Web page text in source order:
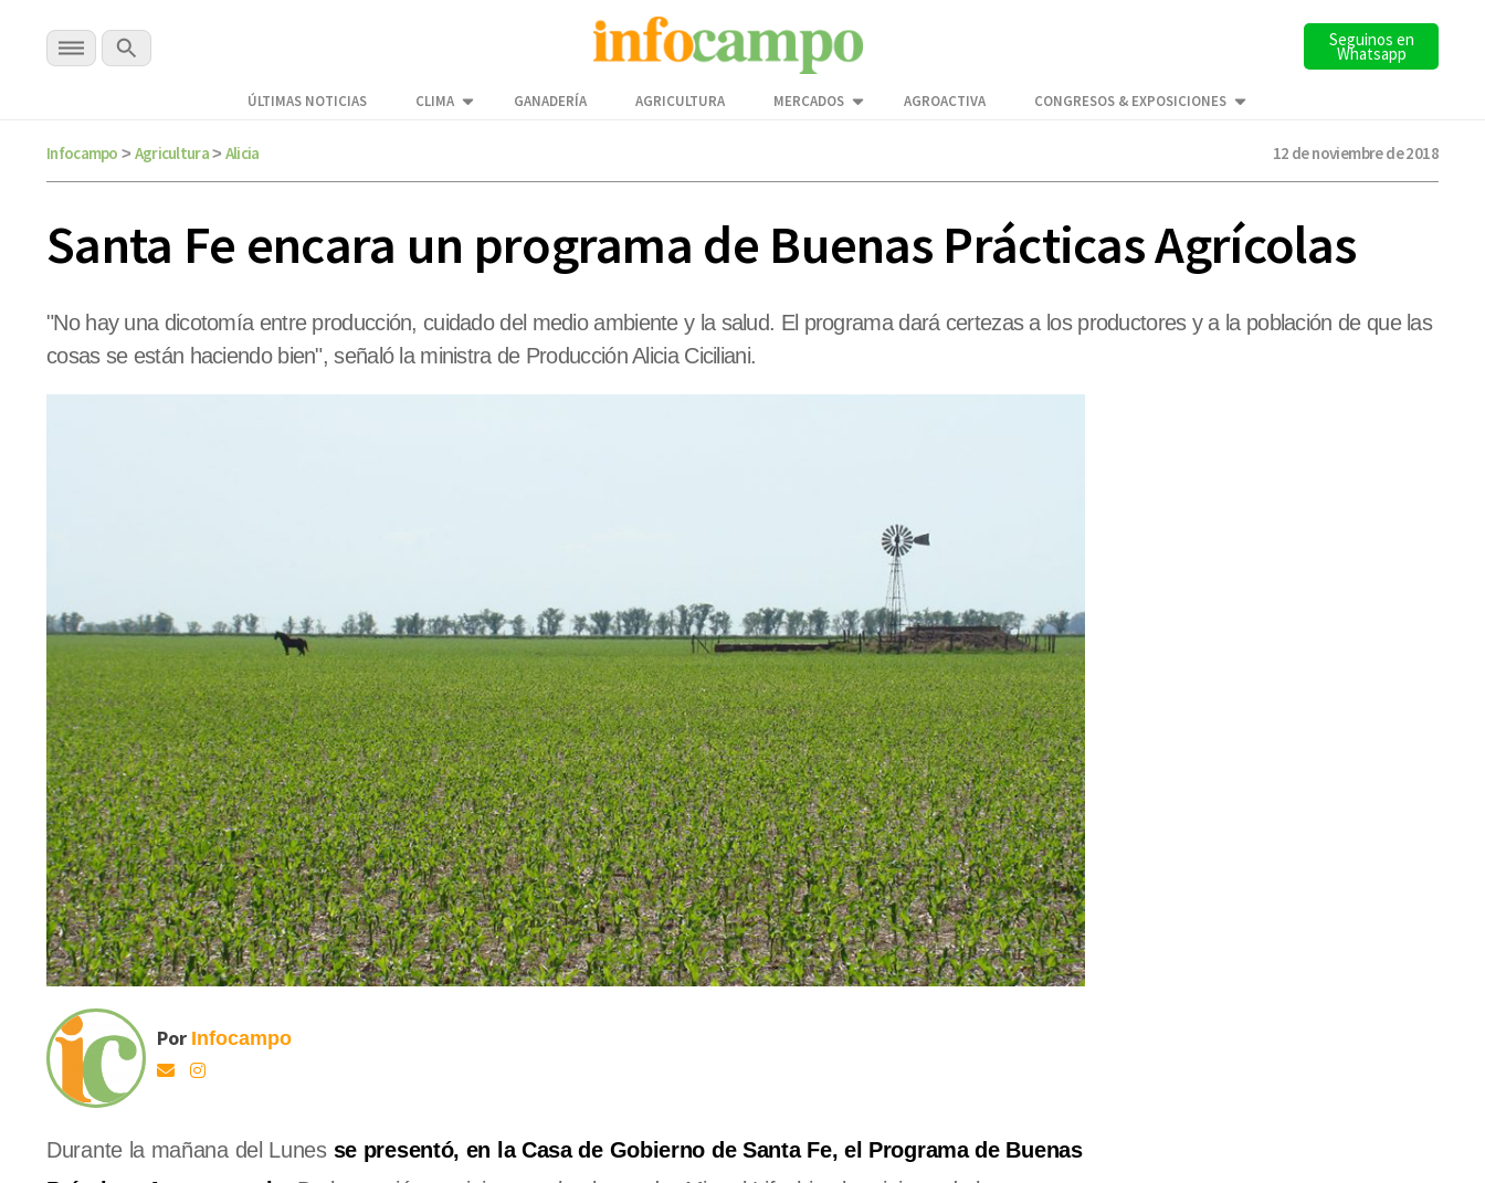
Seguinos en
Whatsapp
ÚLTIMAS NOTICIAS CLIMA GANADERÍA AGRICULTURA MERCADOS AGROACTIVA CONGRESOS & EXPOSICIONES
Infocampo > Agricultura> Alicia 12 de noviembre de 2018
Santa Fe encara un programa de Buenas Prácticas Agrícolas
"No hay una dicotomía entre producción, cuidado del medio ambiente y la salud. El programa dará certezas a los productores y a la población de que las
cosas se están haciendo bien", señaló la ministra de Producción Alicia Ciciliani.
Por Infocampo
Durante la mañana del Lunes se presentó, en la Casa de Gobierno de Santa Fe, el Programa de Buenas